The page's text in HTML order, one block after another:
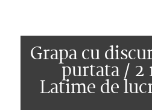
Grapa cu
purtata / 2
Latime de